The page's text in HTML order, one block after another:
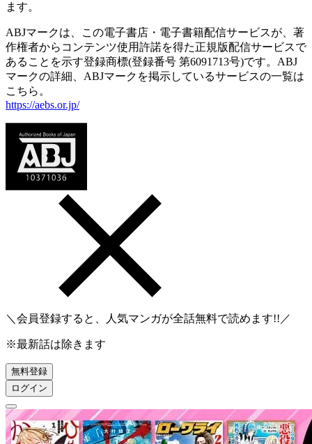
ます。
ABJマークは、この電子書店・電子書籍配信サービスが、著
作権者からコンテンツ使用許諾を得た正規版配信サービスで
あることを示す登録商標(登録番号 第6091713号)です。ABJ
マークの詳細、ABJマークを掲示しているサービスの一覧は
こちら。
https://aebs.or.jp/
＼会員登録すると、人気マンガが全話無料で読めます!!／
※最新話は除きます
無料登録
ログイン